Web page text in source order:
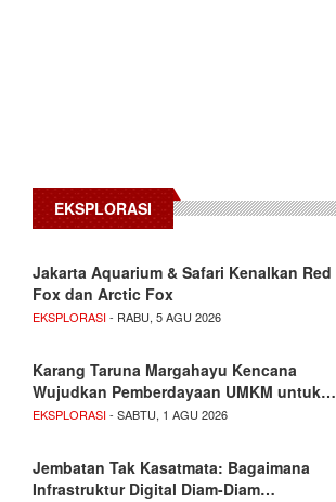
EKSPLORASI
Jakarta Aquarium & Safari Kenalkan Red
Fox dan Arctic Fox
EKSPLORASI- RABU, 5 AGU 2026
Karang Taruna Margahayu Kencana
Wujudkan Pemberdayaan UMKM untuk…
EKSPLORASI- SABTU, 1 AGU 2026
Jembatan Tak Kasatmata: Bagaimana
Infrastruktur Digital Diam-Diam…